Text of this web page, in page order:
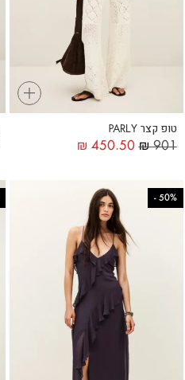
+
טופ קצר PARLY
₪901
₪ 450.50
50%
-